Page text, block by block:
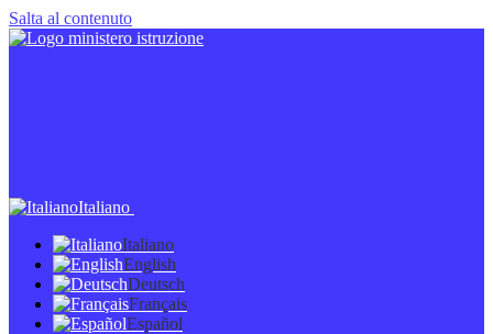
Salta al contenuto
Italiano
Italiano
English
Deutsch
Français
Español